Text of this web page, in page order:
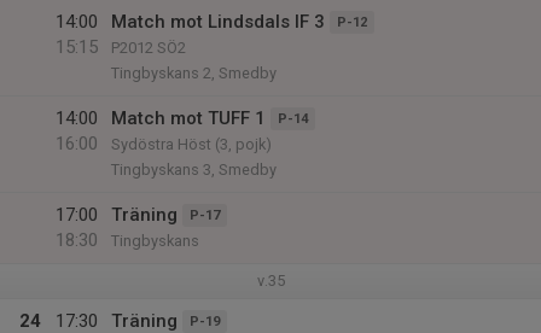
14:00
15:15
Match mot Lindsdals IF 3 P-12
P2012 SÖ2
Tingbyskans 2, Smedby
14:00
16:00
Match mot TUFF 1 P-14
Sydöstra Höst (3, pojk)
Tingbyskans 3, Smedby
17:00
18:30
Träning P-17
Tingbyskans
v.35
24
17:30
Träning P-19